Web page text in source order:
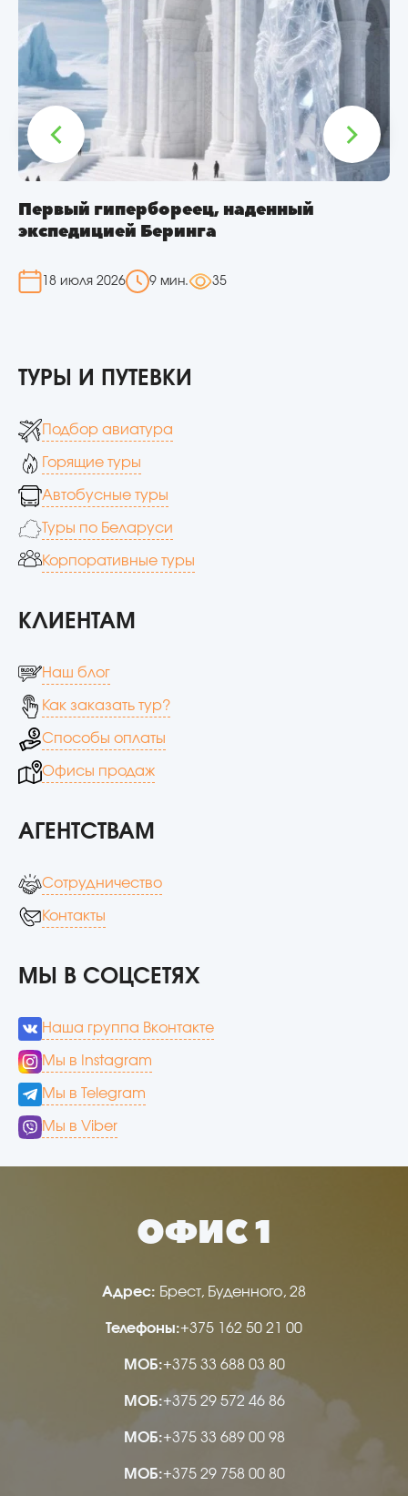
Монастырь Копья Судьбы в Армении
ТУРЫ И ПУТЕВКИ
Подбор авиатура
Горящие туры
Автобусные туры
Туры по Беларуси
Корпоративные туры
КЛИЕНТАМ
Наш блог
Как заказать тур?
Способы оплаты
Офисы продаж
АГЕНТСТВАМ
Сотрудничество
Контакты
МЫ В СОЦСЕТЯХ
Наша группа Вконтакте
Мы в Instagram
Мы в Telegram
Мы в Viber
ОФИС 1
Адрес: Брест, Буденного, 28
Телефоны:+375 162 50 21 00
МОБ:+375 33 688 03 80
МОБ:+375 29 572 46 86
МОБ:+375 33 689 00 98
МОБ:+375 29 758 00 80